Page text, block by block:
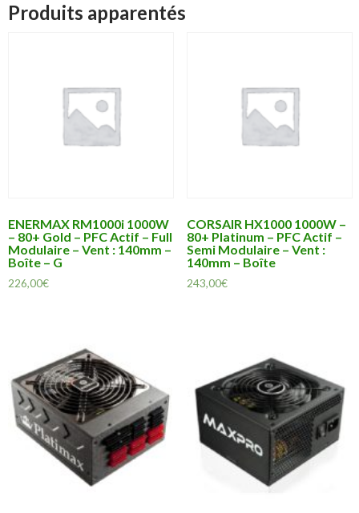
Produits apparentés
ENERMAX RM1000i 1000W
– 80+ Gold – PFC Actif – Full
Modulaire – Vent : 140mm –
Boîte – G
226,00€
CORSAIR HX1000 1000W –
80+ Platinum – PFC Actif –
Semi Modulaire – Vent :
140mm – Boîte
243,00€